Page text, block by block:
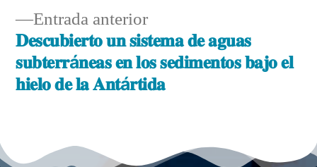
Entrada anterior
𝐃𝐞𝐬𝐜𝐮𝐛𝐢𝐞𝐫𝐭𝐨 𝐮𝐧 𝐬𝐢𝐬𝐭𝐞𝐦𝐚 𝐝𝐞 𝐚𝐠𝐮𝐚𝐬
𝐬𝐮𝐛𝐭𝐞𝐫𝐫á𝐧𝐞𝐚𝐬 𝐞𝐧 𝐥𝐨𝐬 𝐬𝐞𝐝𝐢𝐦𝐞𝐧𝐭𝐨𝐬 𝐛𝐚𝐣𝐨 𝐞𝐥
𝐡𝐢𝐞𝐥𝐨 𝐝𝐞 𝐥𝐚 𝐀𝐧𝐭á𝐫𝐭𝐢𝐝𝐚